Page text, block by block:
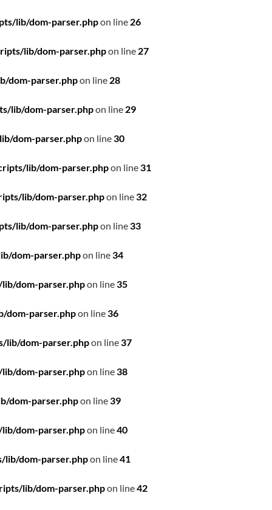
lib/dom-parser.phpon line 26
lib/dom-parser.phpon line 27
dom-parser.phpon line 28
lib/dom-parser.phpon line 29
dom-parser.phpon line30
lib/dom-parser.phpon line31
lib/dom-parser.phpon line32
lib/dom-parser.phpon line33
dom-parser.phpon line34
dom-parser.phpon line35
dom-parser.phpon line36
dom-parser.phpon line37
dom-parser.phpon line38
dom-parser.phpon line39
dom-parser.phpon line40
dom-parser.phpon line41
lib/dom-parser.phpon line42